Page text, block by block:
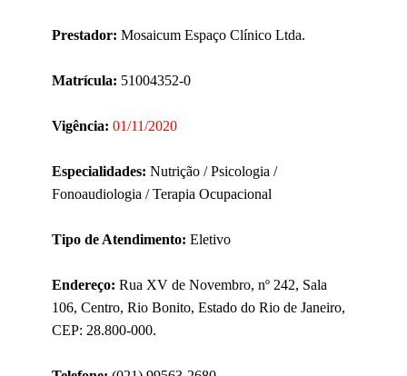
Prestador: Mosaicum Espaço Clínico Ltda.
Matrícula: 51004352-0
Vigência: 01/11/2020
Especialidades: Nutrição / Psicologia /
Fonoaudiologia / Terapia Ocupacional
Tipo de Atendimento: Eletivo
Endereço: Rua XV de Novembro, nº 242, Sala
106, Centro, Rio Bonito, Estado do Rio de Janeiro,
CEP: 28.800-000.